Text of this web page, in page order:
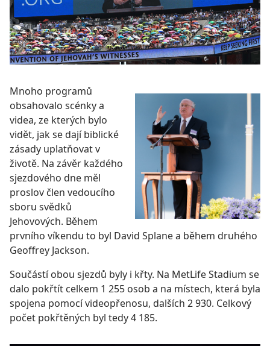
Mnoho programů
obsahovalo scénky a
videa, ze kterých bylo
vidět, jak se dají biblické
zásady uplatňovat v
životě. Na závěr každého
sjezdového dne měl
proslov člen vedoucího
sboru svědků
Jehovových. Během
prvního víkendu to byl David Splane a během druhého
Geoffrey Jackson.
Součástí obou sjezdů byly i křty. Na MetLife Stadium se
dalo pokřtít celkem 1 255 osob a na místech, která byla
spojena pomocí videopřenosu, dalších 2 930. Celkový
počet pokřtěných byl tedy 4 185.